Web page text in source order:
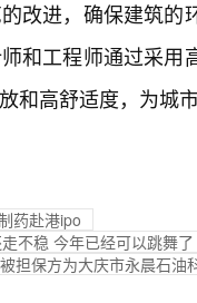
改进，确保建筑的
和工程师通过采用
和高舒适度，为城
药赴港ipo
不稳 今年已经可以跳舞了
担保方为大庆市永晨石油